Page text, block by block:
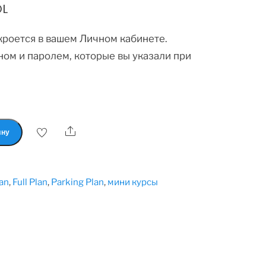
в вашем Личном кабинете.
и паролем, которые вы указали при
, Full Plan, Parking Plan, мини курсы